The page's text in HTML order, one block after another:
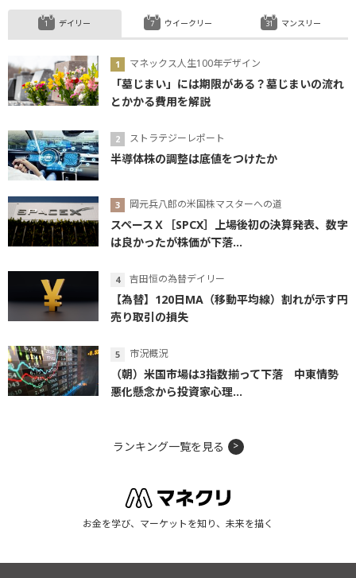
デイリー
マネックス人生100年デザイン
「墓じまい」には期限がある？墓じまいの流れ
とかかる費用を解説
ストラテジーレポート
半導体株の調整は底値をつけたか
岡元兵八郎の米国株マスターへの道
スペースＸ［SPCX］上場後初の決算発表、数字
は良かったが株価が下落...
吉田恒の為替デイリー
【為替】120日MA（移動平均線）割れが示す円
売り取引の損失
市況概況
（朝）米国市場は3指数揃って下落 中東情勢
悪化懸念から投資家心理...
ウイークリー マンスリー
ランキング一覧を見る
お金を学び、マーケットを知り、未来を描く